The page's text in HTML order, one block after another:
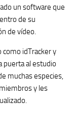
un software que
de su
de vídeo.
idTracker y
puerta al estudio
muchas especies,
y les